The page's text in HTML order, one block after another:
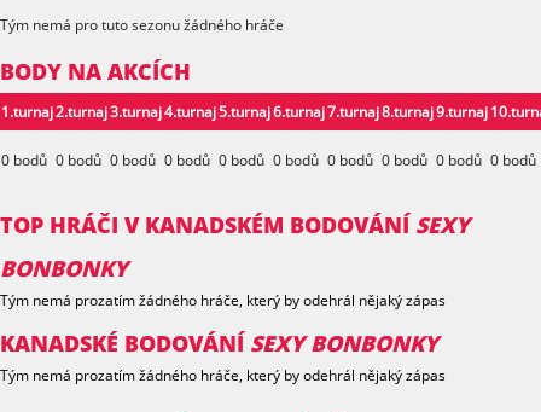
Tým nemá pro tuto sezonu žádného hráče
BODY NA AKCÍCH
1.turnaj2.turnaj3.turnaj4.turnaj5.turnaj6.turnaj7.turnaj8.turnaj9.turnaj
0 bodů 0 bodů 0 bodů 0 bodů 0 bodů 0 bodů 0 bodů 0 bodů 0 bodů 0 bodů
TOP HRÁČI V KANADSKÉM BODOVÁNÍ SEXY
BONBONKY
Tým nemá prozatím žádného hráče, který by odehrál nějaký zápas
KANADSKÉ BODOVÁNÍ SEXY BONBONKY
Tým nemá prozatím žádného hráče, který by odehrál nějaký zápas